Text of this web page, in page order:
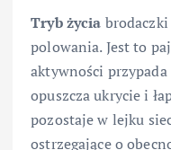
Tryb życia
polowania. Jest to
aktywności
opuszcza ukrycie i
pozostaje w lejku
ostrzegające o